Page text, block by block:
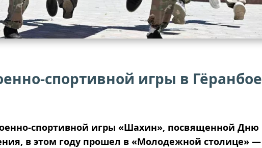
спортивной игры в Гёранбое
спортивной игры «Шахин», посвященной Дню
в этом году прошел в «Молодежной столице» —